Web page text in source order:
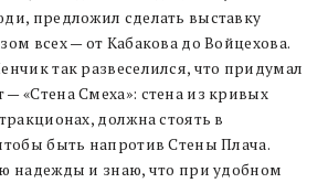
предложил сделать выставку
всех — от Кабакова до Войцехова.
так развеселился, что придумал
«Стена Смеха»: стена из кривых
должна стоять в
быть напротив Стены Плача.
надежды и знаю, что при удобном